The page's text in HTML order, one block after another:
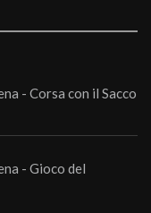
- Corsa con il Sacco
- Gioco del